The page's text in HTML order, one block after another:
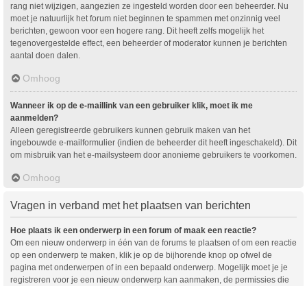
rang niet wijzigen, aangezien ze ingesteld worden door een beheerder. Nu
moet je natuurlijk het forum niet beginnen te spammen met onzinnig veel
berichten, gewoon voor een hogere rang. Dit heeft zelfs mogelijk het
tegenovergestelde effect, een beheerder of moderator kunnen je berichten
aantal doen dalen.
Omhoog
Wanneer ik op de e-maillink van een gebruiker klik, moet ik me
aanmelden?
Alleen geregistreerde gebruikers kunnen gebruik maken van het
ingebouwde e-mailformulier (indien de beheerder dit heeft ingeschakeld). Dit
om misbruik van het e-mailsysteem door anonieme gebruikers te voorkomen.
Omhoog
Vragen in verband met het plaatsen van berichten
Hoe plaats ik een onderwerp in een forum of maak een reactie?
Om een nieuw onderwerp in één van de forums te plaatsen of om een reactie
op een onderwerp te maken, klik je op de bijhorende knop op ofwel de
pagina met onderwerpen of in een bepaald onderwerp. Mogelijk moet je je
registreren voor je een nieuw onderwerp kan aanmaken, de permissies die